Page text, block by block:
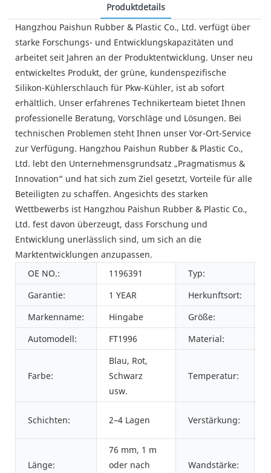
Produktdetails
Hangzhou Paishun Rubber & Plastic Co., Ltd. verfügt über
starke Forschungs- und Entwicklungskapazitäten und
arbeitet seit Jahren an der Produktentwicklung. Unser neu
entwickeltes Produkt, der grüne, kundenspezifische
Silikon-Kühlerschlauch für Pkw-Kühler, ist ab sofort
erhältlich. Unser erfahrenes Technikerteam bietet Ihnen
professionelle Beratung, Vorschläge und Lösungen. Bei
technischen Problemen steht Ihnen unser Vor-Ort-Service
zur Verfügung. Hangzhou Paishun Rubber & Plastic Co.,
Ltd. lebt den Unternehmensgrundsatz „Pragmatismus &
Innovation“ und hat sich zum Ziel gesetzt, Vorteile für alle
Beteiligten zu schaffen. Angesichts des starken
Wettbewerbs ist Hangzhou Paishun Rubber & Plastic Co.,
Ltd. fest davon überzeugt, dass Forschung und
Entwicklung unerlässlich sind, um sich an die
Marktentwicklungen anzupassen.
OE NO.:
1196391 Typ:
Garantie:
1 YEAR Herkunftsort:
Markenname:
Hingabe Größe:
Automodell:
FT1996 Material:
Farbe:
Blau, Rot,
Schwarz
usw.
Temperatur:
Schichten: 2–4 Lagen Verstärkung:
Länge:
76 mm, 1 m
oder nach
Wandstärke: